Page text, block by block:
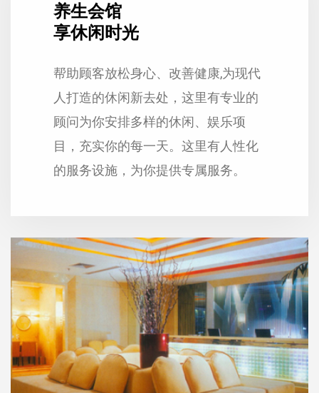
养生会馆
享休闲时光
帮助顾客放松身心、改善健康,为现代
人打造的休闲新去处，这里有专业的
顾问为你安排多样的休闲、娱乐项
目，充实你的每一天。这里有人性化
的服务设施，为你提供专属服务。